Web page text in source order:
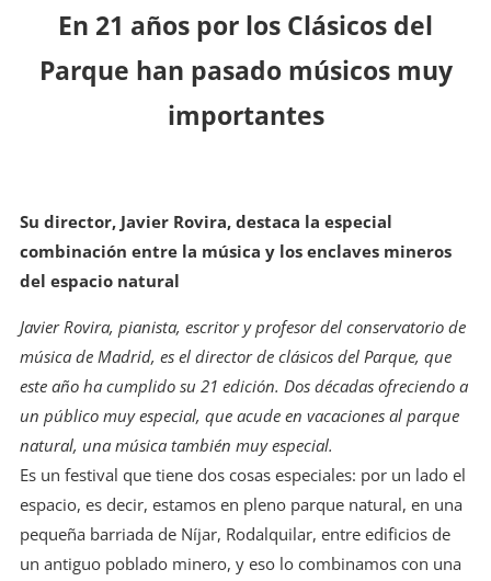
En 21 años por los Clásicos del
Parque han pasado músicos muy
importantes
Su director, Javier Rovira, destaca la especial
combinación entre la música y los enclaves mineros
del espacio natural
Javier Rovira, pianista, escritor y profesor del conservatorio de
música de Madrid, es el director de clásicos del Parque, que
este año ha cumplido su 21 edición. Dos décadas ofreciendo a
un público muy especial, que acude en vacaciones al parque
natural, una música también muy especial.
Es un festival que tiene dos cosas especiales: por un lado el
espacio, es decir, estamos en pleno parque natural, en una
pequeña barriada de Níjar, Rodalquilar, entre edificios de
un antiguo poblado minero, y eso lo combinamos con una